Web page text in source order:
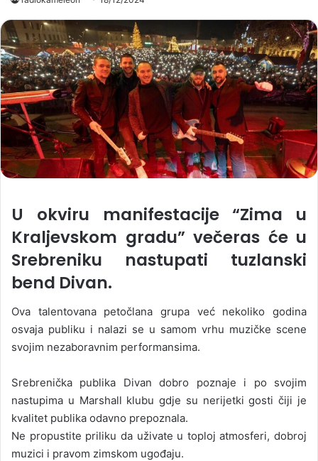
U okviru manifestacije “Zima u
Kraljevskom gradu” večeras će u
Srebreniku nastupati tuzlanski
bend Divan.
Ova talentovana petočlana grupa već nekoliko godina
osvaja publiku i nalazi se u samom vrhu muzičke scene
svojim nezaboravnim performansima.
Srebrenička publika Divan dobro poznaje i po svojim
nastupima u Marshall klubu gdje su nerijetki gosti čiji je
kvalitet publika odavno prepoznala.
Ne propustite priliku da uživate u toploj atmosferi, dobroj
muzici i pravom zimskom ugođaju.